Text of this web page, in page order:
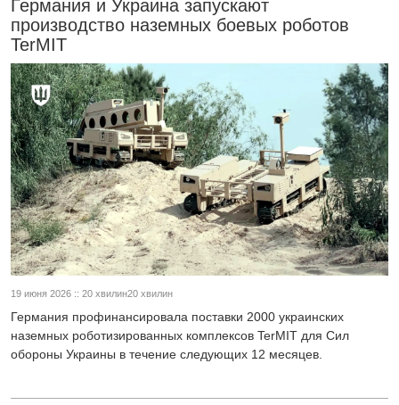
Германия и Украина запускают
производство наземных боевых роботов
TerMIT
19 июня 2026 :: 20 хвилин20 хвилин
Германия профинансировала поставки 2000 украинских
наземных роботизированных комплексов TerMIT для Сил
обороны Украины в течение следующих 12 месяцев.